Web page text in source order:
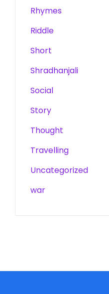
Rhymes
Riddle
Short
Shradhanjali
Social
Story
Thought
Travelling
Uncategorized
war